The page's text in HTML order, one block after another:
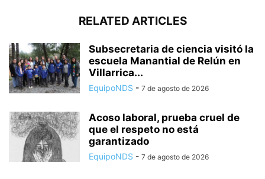
RELATED ARTICLES
Subsecretaria de ciencia visitó la
escuela Manantial de Relún en
Villarrica...
EquipoNDS - 7 de agosto de 2026
Acoso laboral, prueba cruel de
que el respeto no está
garantizado
EquipoNDS - 7 de agosto de 2026